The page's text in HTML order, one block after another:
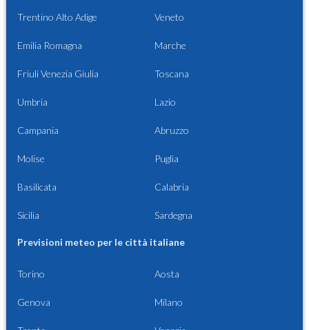
Trentino Alto Adige Veneto
Emilia Romagna Marche
Friuli Venezia Giulia Toscana
Umbria Lazio
Campania Abruzzo
Molise Puglia
Basilicata Calabria
Sicilia Sardegna
Previsioni meteo per le città italiane
Torino Aosta
Genova Milano